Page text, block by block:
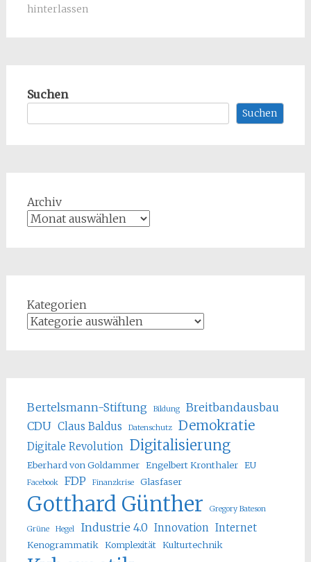
hinterlassen
Suchen
Suchen
Archiv
Kategorien
Bertelsmann-Stiftung Bildung
Breitbandausbau
CDU Claus Baldus Datenschutz Demokratie
Digitale Revolution Digitalisierung
Eberhard von Goldammer Engelbert Kronthaler EU
Facebook FDP Finanzkrise Glasfaser
Gotthard Günther Gregory Bateson
Grüne Hegel Industrie 4.0 Innovation Internet
Kenogrammatik Komplexität Kulturtechnik